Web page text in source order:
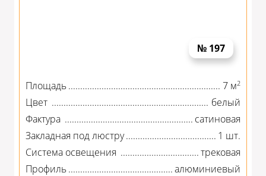
№ 197
Площадь 7 м2
Цвет
белый
Фактура
сатиновая
Закладная под люстру
1 шт.
Система освещения
трековая
Профиль
алюминиевый